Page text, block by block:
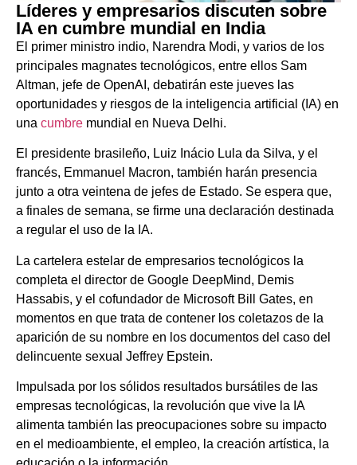
Líderes y empresarios discuten sobre
IA en cumbre mundial en India
El primer ministro indio, Narendra Modi, y varios de los
principales magnates tecnológicos, entre ellos Sam
Altman, jefe de OpenAI, debatirán este jueves las
oportunidades y riesgos de la inteligencia artificial (IA) en
una cumbre mundial en Nueva Delhi.
El presidente brasileño, Luiz Inácio Lula da Silva, y el
francés, Emmanuel Macron, también harán presencia
junto a otra veintena de jefes de Estado. Se espera que,
a finales de semana, se firme una declaración destinada
a regular el uso de la IA.
La cartelera estelar de empresarios tecnológicos la
completa el director de Google DeepMind, Demis
Hassabis, y el cofundador de Microsoft Bill Gates, en
momentos en que trata de contener los coletazos de la
aparición de su nombre en los documentos del caso del
delincuente sexual Jeffrey Epstein.
Impulsada por los sólidos resultados bursátiles de las
empresas tecnológicas, la revolución que vive la IA
alimenta también las preocupaciones sobre su impacto
en el medioambiente, el empleo, la creación artística, la